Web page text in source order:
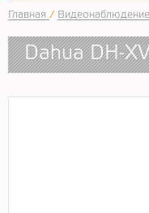
Главная / Видеонаблюдение
Dahua DH-